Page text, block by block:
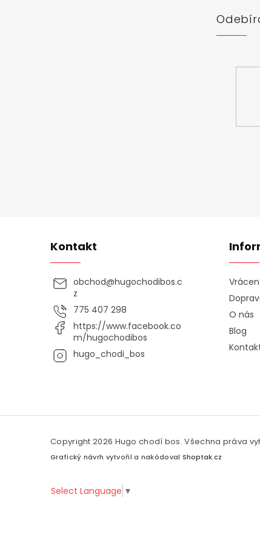
Kontakt
obchod@hugochodibos.c
z
775 407 298
https://www.facebook.co
m/hugochodibos
hugo_chodi_bos
O nás
Blog
Copyright 2026 Hugo chodí bos. Všechna práva
Grafický návrh vytvořil a nakódoval Shoptak.cz
Select Language ▼